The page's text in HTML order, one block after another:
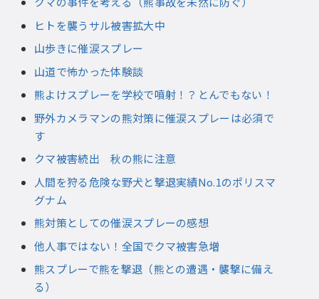
ヒトを襲うサル被害拡大中
山歩きに催涙スプレー
山道で怖かった体験談
熊よけスプレーを学校で噴射！？とんでもない！
野外カメラマンの熊対策に催涙スプレーは必須で
す
クマ被害続出 秋の熊に注意
人間を狩る危険な野犬と撃退実績No.1のポリスマ
グナム
熊対策としての催涙スプレーの感想
他人事ではない！全国でクマ被害急増
熊スプレーで熊を撃退（熊との遭遇・襲撃に備え
る）